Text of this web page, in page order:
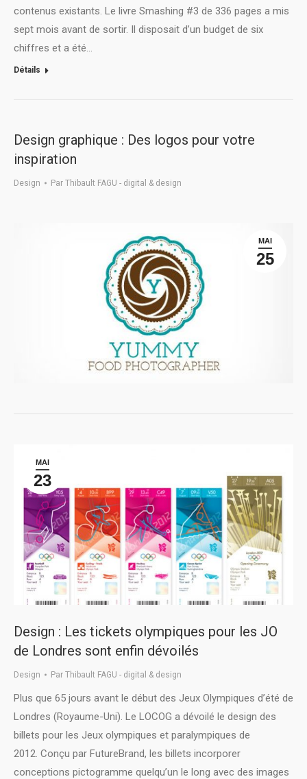
contenus existants. Le livre Smashing #3 de 336 pages a mis
sept mois avant de sortir. Il disposait d’un budget de six
chiffres et a été…
Détails
Design graphique : Des logos pour votre
inspiration
Design Par Thibault FAGU - digital & design
MAI
25
MAI
23
Design : Les tickets olympiques pour les JO
de Londres sont enfin dévoilés
Design Par Thibault FAGU - digital & design
Plus que 65 jours avant le début des Jeux Olympiques d’été de
Londres (Royaume-Uni). Le LOCOG a dévoilé le design des
billets pour les Jeux olympiques et paralympiques de
2012. Conçu par FutureBrand, les billets incorporer
conceptions pictogramme quelqu’un le long avec des images